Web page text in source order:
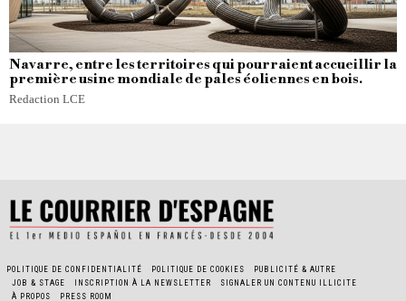
Navarre, entre les territoires qui pourraient accueillir la
première usine mondiale de pales éoliennes en bois.
Redaction LCE
POLITIQUE DE CONFIDENTIALITÉ POLITIQUE DE COOKIES
PUBLICITÉ & AUTRE
JOB & STAGE
INSCRIPTION À LA NEWSLETTER
SIGNALER UN CONTENU ILLICITE
À PROPOS
PRESS ROOM